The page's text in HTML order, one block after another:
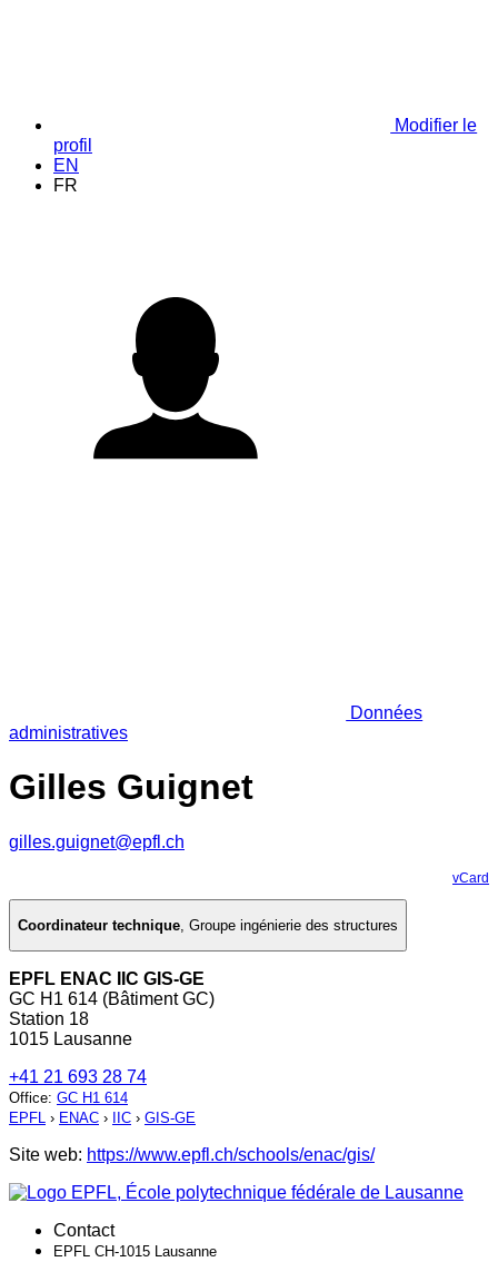
Modifier le
profil
EN
FR
Données
administratives
Gilles Guignet
gilles.guignet@epfl.ch
vCard
Coordinateur technique, Groupe ingénierie des structures
EPFL ENAC IIC GIS-GE
GC H1 614 (Bâtiment GC)
Station 18
1015 Lausanne
+41 21 693 28 74
Office: GC H1 614
EPFL › ENAC › IIC › GIS-GE
Site web: https://www.epfl.ch/schools/enac/gis/
Contact
EPFL CH-1015 Lausanne